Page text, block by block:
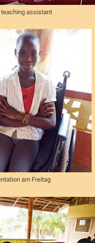
teaching assistant
am Freitag